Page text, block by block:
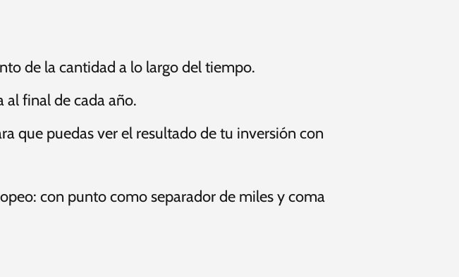
de la cantidad a lo largo del tiempo.
final de cada año.
que puedas ver el resultado de tu inversión con
con punto como separador de miles y coma